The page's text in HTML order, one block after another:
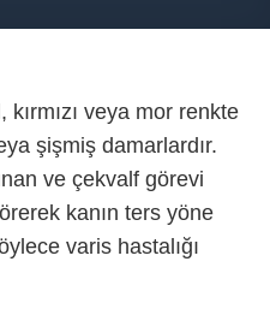
veya mor renkte
şişmiş damarlardır.
ve çekvalf görevi
kanın ters yöne
varis hastalığı